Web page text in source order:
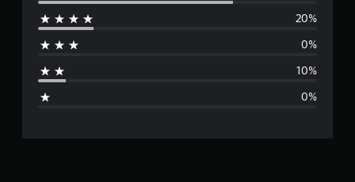
е
д
н
о
20%
0%
10%
0%